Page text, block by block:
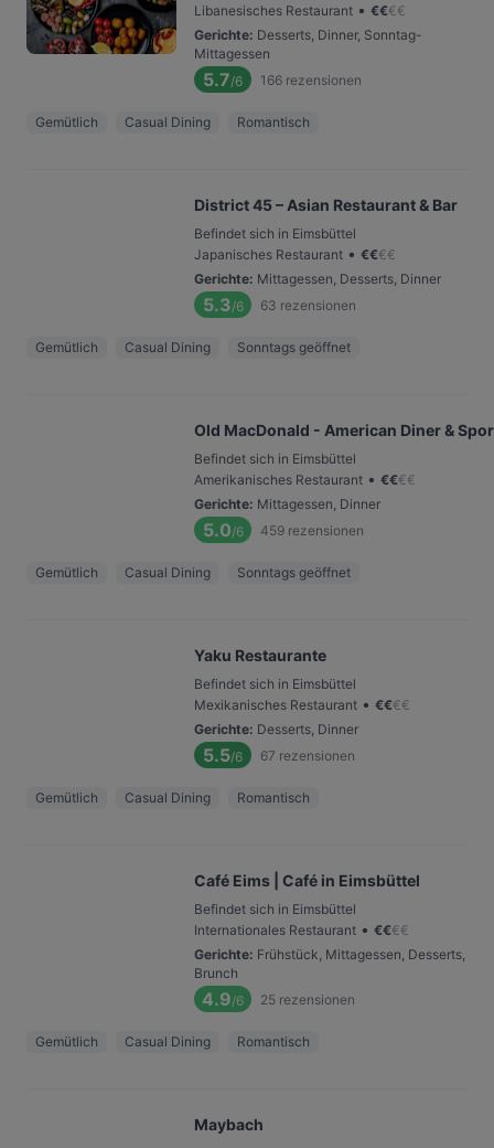
Libanesisches Restaurant • €€€€
Gerichte: Desserts, Dinner, Sonntag-
Mittagessen
5.7/6 166 rezensionen
Gemütlich Casual Dining Romantisch
District 45 – Asian Restaurant & Bar
Befindet sich in Eimsbüttel
Japanisches Restaurant • €€€€
Gerichte: Mittagessen, Desserts, Dinner
5.3/6 63 rezensionen
Gemütlich Casual Dining Sonntags geöffnet
Old MacDonald - American Diner &
Befindet sich in Eimsbüttel
Amerikanisches Restaurant • €€€€
Gerichte: Mittagessen, Dinner
5.0/6 459 rezensionen
Gemütlich Casual Dining Sonntags geöffnet
Yaku Restaurante
Befindet sich in Eimsbüttel
Mexikanisches Restaurant • €€€€
Gerichte: Desserts, Dinner
5.5/6 67 rezensionen
Gemütlich Casual Dining Romantisch
Café Eims | Café in Eimsbüttel
Befindet sich in Eimsbüttel
Internationales Restaurant • €€€€
Gerichte: Frühstück, Mittagessen, Desserts,
Brunch
4.9/6 25 rezensionen
Gemütlich Casual Dining Romantisch
Maybach